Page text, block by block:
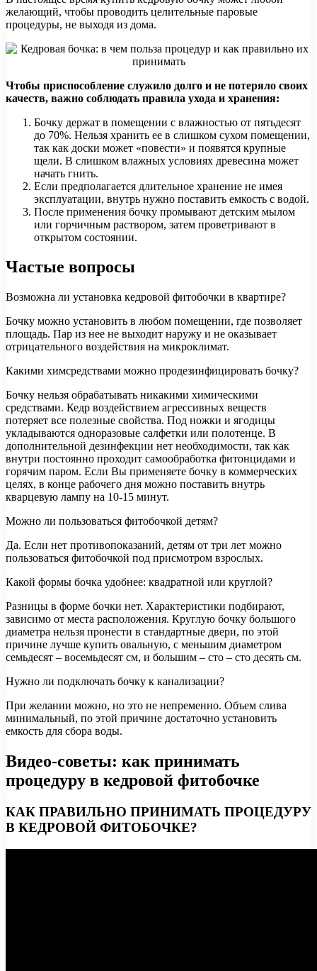
желающий, чтобы проводить целительные паровые
процедуры, не выходя из дома.
Чтобы приспособление служило долго и не потеряло своих
качеств, важно соблюдать правила ухода и хранения:
Бочку держат в помещении с влажностью от пятьдесят
до 70%. Нельзя хранить ее в слишком сухом помещении,
так как доски может «повести» и появятся крупные
щели. В слишком влажных условиях древесина может
начать гнить.
Если предполагается длительное хранение не имея
эксплуатации, внутрь нужно поставить емкость с водой.
После применения бочку промывают детским мылом
или горчичным раствором, затем проветривают в
открытом состоянии.
Частые вопросы
Возможна ли установка кедровой фитобочки в квартире?
Бочку можно установить в любом помещении, где позволяет
площадь. Пар из нее не выходит наружу и не оказывает
отрицательного воздействия на микроклимат.
Какими химсредствами можно продезинфицировать бочку?
Бочку нельзя обрабатывать никакими химическими
средствами. Кедр воздействием агрессивных веществ
потеряет все полезные свойства. Под ножки и ягодицы
укладываются одноразовые салфетки или полотенце. В
дополнительной дезинфекции нет необходимости, так как
внутри постоянно проходит самообработка фитонцидами и
горячим паром. Если Вы применяете бочку в коммерческих
целях, в конце рабочего дня можно поставить внутрь
кварцевую лампу на 10-15 минут.
Можно ли пользоваться фитобочкой детям?
Да. Если нет противопоказаний, детям от три лет можно
пользоваться фитобочкой под присмотром взрослых.
Какой формы бочка удобнее: квадратной или круглой?
Разницы в форме бочки нет. Характеристики подбирают,
зависимо от места расположения. Круглую бочку большого
диаметра нельзя пронести в стандартные двери, по этой
причине лучше купить овальную, с меньшим диаметром
семьдесят – восемьдесят см, и большим – сто – сто десять см.
Нужно ли подключать бочку к канализации?
При желании можно, но это не непременно. Объем слива
минимальный, по этой причине достаточно установить
емкость для сбора воды.
Видео-советы: как принимать
процедуру в кедровой фитобочке
КАК ПРАВИЛЬНО ПРИНИМАТЬ ПРОЦЕДУРУ
В КЕДРОВОЙ ФИТОБОЧКЕ?